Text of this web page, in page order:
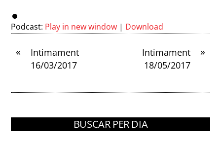
Podcast: Play in new window | Download
«
Intimament
16/03/2017
»
Intimament
18/05/2017
BUSCAR PER DIA